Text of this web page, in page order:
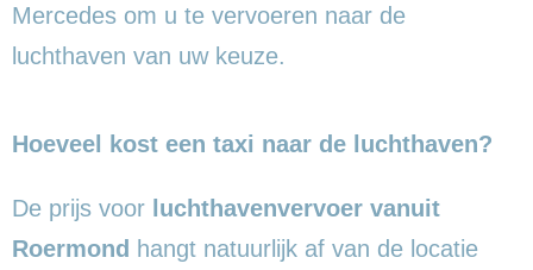
Mercedes om u te vervoeren naar de
luchthaven van uw keuze.
Hoeveel kost een taxi naar de luchthaven?
De prijs voor luchthavenvervoer vanuit
Roermond hangt natuurlijk af van de locatie